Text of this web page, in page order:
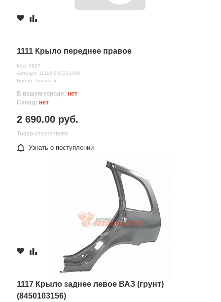
1111 Крыло переднее правое
Код: 3697
Артикул: 11110 840301400
Бренд: Тольятти
В вашем городе: нет
Склад: нет
2 690.00 руб.
Товар отсутствует
Узнать о поступлении
1117 Крыло заднее левое ВАЗ (грунт)
(8450103156)